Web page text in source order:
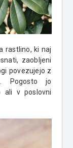
rastlino, ki naj
zaobljeni
povezujejo z
Pogosto jo
ali v poslovni